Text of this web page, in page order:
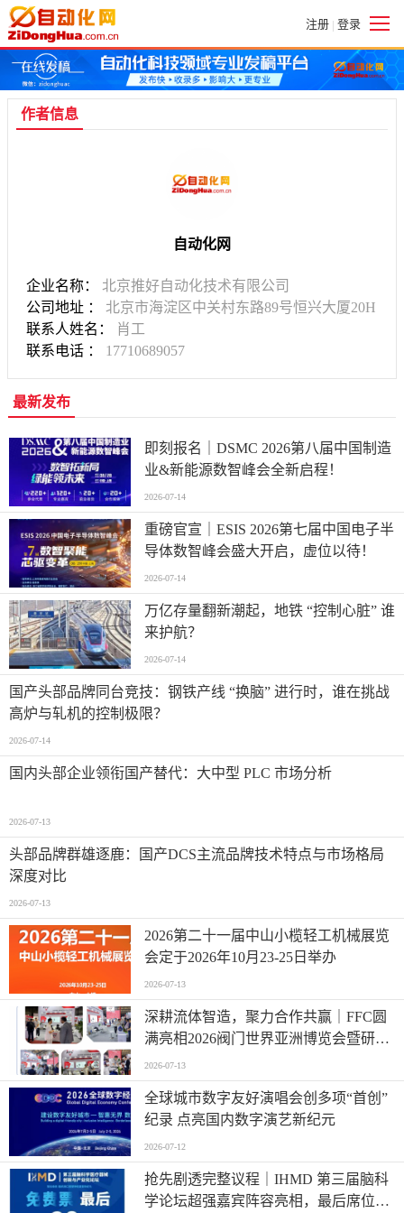
注册 | 登录
作者信息
自动化网
企业名称： 北京推好自动化技术有限公司
公司地址 ： 北京市海淀区中关村东路89号恒兴大厦20H
联系人姓名：
肖工
联系电话 ： 17710689057
最新发布
即刻报名｜DSMC 2026第八届中国制造
业&新能源数智峰会全新启程！
2026-07-14
重磅官宣｜ESIS 2026第七届中国电子半
导体数智峰会盛大开启，虚位以待！
2026-07-14
万亿存量翻新潮起，地铁 “控制心脏” 谁
来护航？
2026-07-14
国产头部品牌同台竞技：钢铁产线 “换脑” 进行时，谁在挑战
高炉与轧机的控制极限？
2026-07-14
国内头部企业领衔国产替代：大中型 PLC 市场分析
2026-07-13
头部品牌群雄逐鹿：国产DCS主流品牌技术特点与市场格局
深度对比
2026-07-13
2026第二十一届中山小榄轻工机械展览
会定于2026年10月23-25日举办
2026-07-13
深耕流体智造，聚力合作共赢｜FFC圆
满亮相2026阀门世界亚洲博览会暨研讨
会
2026-07-13
全球城市数字友好演唱会创多项“首创”
纪录 点亮国内数字演艺新纪元
2026-07-12
抢先剧透完整议程｜IHMD 第三届脑科
学论坛超强嘉宾阵容亮相，最后席位火